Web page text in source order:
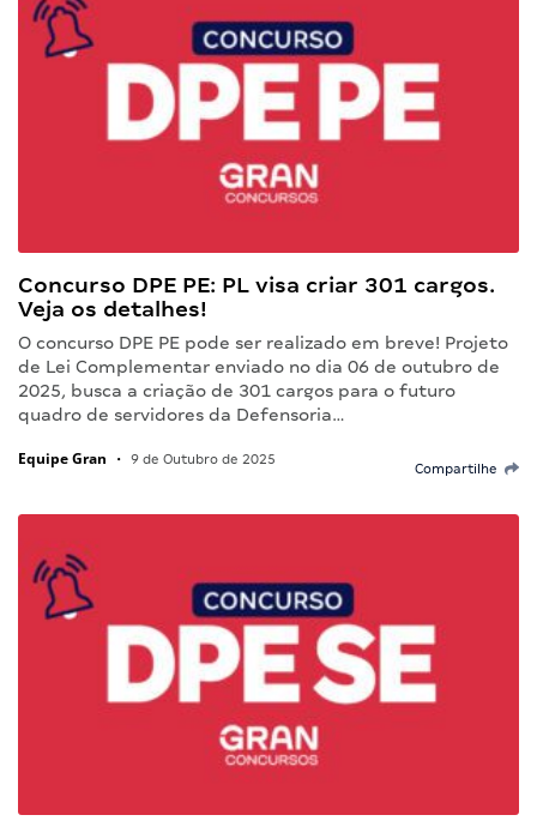
Concurso DPE PE: PL visa criar 301 cargos.
Veja os detalhes!
O concurso DPE PE pode ser realizado em breve! Projeto
de Lei Complementar enviado no dia 06 de outubro de
2025, busca a criação de 301 cargos para o futuro
quadro de servidores da Defensoria…
Equipe Gran • 9 de Outubro de 2025
Compartilhe